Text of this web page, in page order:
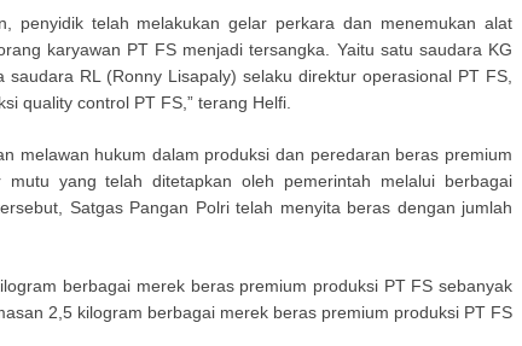
penyidik telah melakukan gelar perkara dan menemukan alat
karyawan PT FS menjadi tersangka. Yaitu satu saudara KG
RL (Ronny Lisapaly) selaku direktur operasional PT FS,
quality control PT FS,” terang Helfi.
melawan hukum dalam produksi dan peredaran beras premium
yang telah ditetapkan oleh pemerintah melalui berbagai
Satgas Pangan Polri telah menyita beras dengan jumlah
berbagai merek beras premium produksi PT FS sebanyak
2,5 kilogram berbagai merek beras premium produksi PT FS